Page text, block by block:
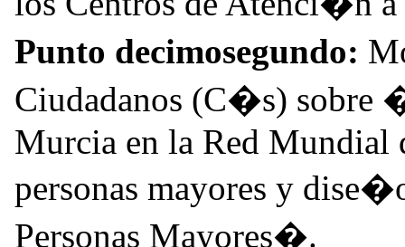
Punto decimosegundo:
Ciudadanos (C�s) sobre
Murcia en la Red Mundial
personas mayores y
Personas Mayores�.